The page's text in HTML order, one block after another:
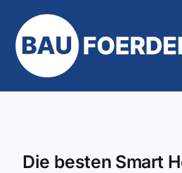
Inhalt
springen
Die besten Smart